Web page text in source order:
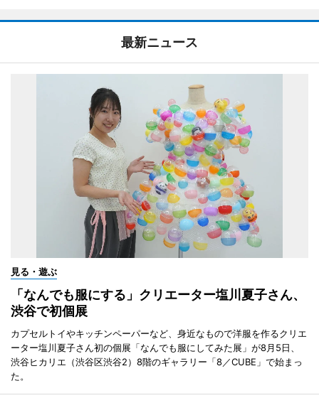
最新ニュース
見る・遊ぶ
「なんでも服にする」クリエーター塩川夏子さん、
渋谷で初個展
カプセルトイやキッチンペーパーなど、身近なもので洋服を作るクリエ
ーター塩川夏子さん初の個展「なんでも服にしてみた展」が8月5日、
渋谷ヒカリエ（渋谷区渋谷2）8階のギャラリー「8／CUBE」で始まっ
た。